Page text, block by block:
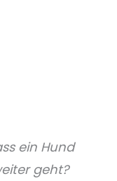
ein Hund
geht?